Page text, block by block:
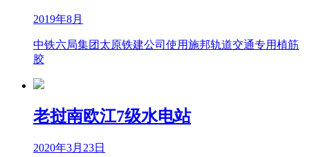
2019年8月
中铁六局集团太原铁建公司使用施邦轨道交通专用植筋
胶
老挝南欧江7级水电站
2020年3月23日